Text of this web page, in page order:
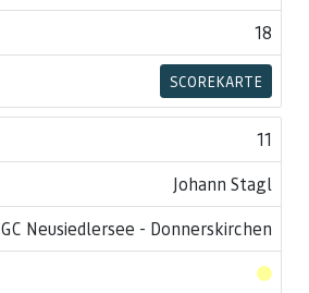
18
SCOREKARTE
11
Johann Stagl
GC Neusiedlersee - Donnerskirchen